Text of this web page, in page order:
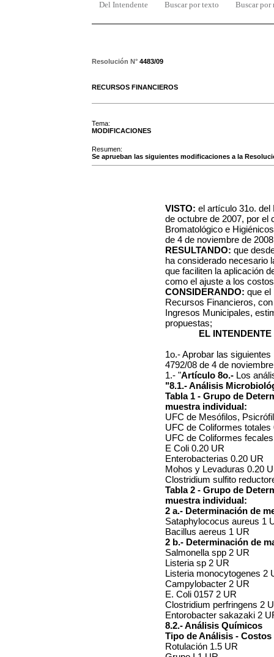
Del Intendente Buscar por texto Buscar por
Resolución N° 4483/09
RECURSOS FINANCIEROS
Tema:
MODIFICACIONES
Resumen:
Se aprueban las siguientes modificaciones a la
VISTO: el artículo 31o. del
de octubre de 2007, por el
Bromatológico e
de 4 de noviembre de
RESULTANDO: que
ha considerado necesario
que faciliten la aplicación
como el ajuste a los
CONSIDERANDO: que el
Recursos Financieros,
Ingresos Municipales,
propuestas;
EL
1o.- Aprobar las
4792/08 de 4 de
1.- "Artículo 8o.- Los
"8.1.- Análisis
Tabla 1 - Grupo de
muestra individual:
UFC de Mesófilos,
UFC de Coliformes totales
UFC de Coliformes
E Coli 0.20 UR
Enterobacterias 0.20 UR
Mohos y Levaduras 0.20
Clostridium sulfito
Tabla 2 - Grupo de
muestra individual:
2 a.- Determinación de
Sataphylococus aureus 1
Bacillus aereus 1 UR
2 b.- Determinación de
Salmonella spp 2 UR
Listeria sp 2 UR
Listeria monocytogenes 2
Campylobacter 2 UR
E. Coli 0157 2 UR
Clostridium perfringens 2
Entorobacter sakazaki 2
8.2.- Análisis Químicos
Tipo de Análisis - Costos
Rotulación 1.5 UR